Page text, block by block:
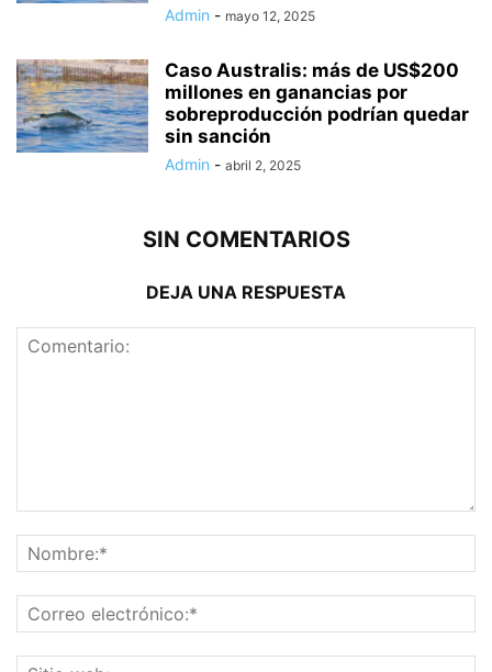
Admin - mayo 12, 2025
Caso Australis: más de US$200
millones en ganancias por
sobreproducción podrían quedar
sin sanción
Admin - abril 2, 2025
SIN COMENTARIOS
DEJA UNA RESPUESTA